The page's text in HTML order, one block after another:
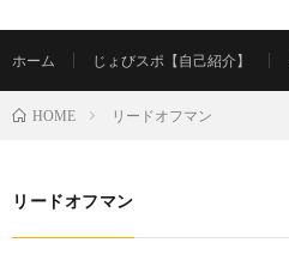
ホーム じょびスポ【自己紹介】
HOME リードオフマン
リードオフマン